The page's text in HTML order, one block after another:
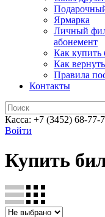
Ярмарка
Личный
абонемент
Как купить
Как
Правила
Контакты
Касса: +7 (3452) 68-77-
Войти
Купить